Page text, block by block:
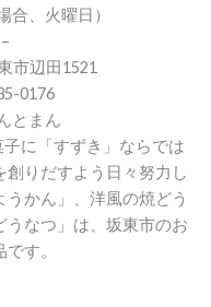
合、火曜日）
市辺田1521
0176
とまん
に「すずき」ならでは
りだすよう日々努力し
かん」、洋風の焼どう
うなつ」は、坂東市のお
す。